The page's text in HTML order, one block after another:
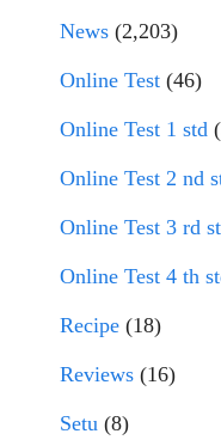
News (2,203)
Online Test (46)
Online Test 1 std
Online Test 2 nd
Online Test 3 rd
Online Test 4 th
Recipe (18)
Reviews (16)
Setu (8)